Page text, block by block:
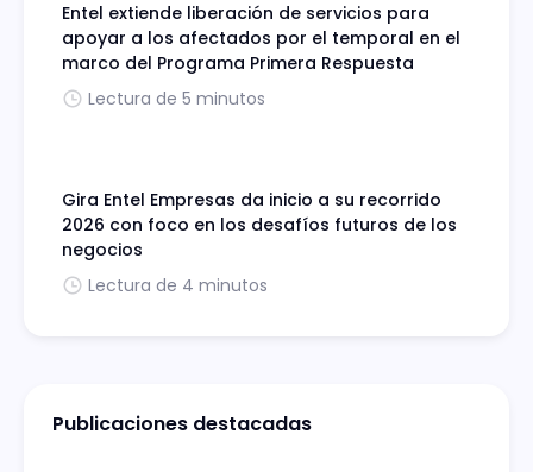
Entel extiende liberación de servicios para
apoyar a los afectados por el temporal en el
marco del Programa Primera Respuesta
Lectura de 5 minutos
Gira Entel Empresas da inicio a su recorrido
2026 con foco en los desafíos futuros de los
negocios
Lectura de 4 minutos
Publicaciones destacadas